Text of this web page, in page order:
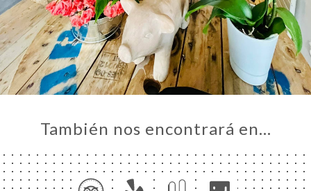
También nos encontrará en…